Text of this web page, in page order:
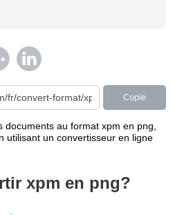
Copie
au format xpm en png,
utilisant un convertisseur en ligne
xpm en png?